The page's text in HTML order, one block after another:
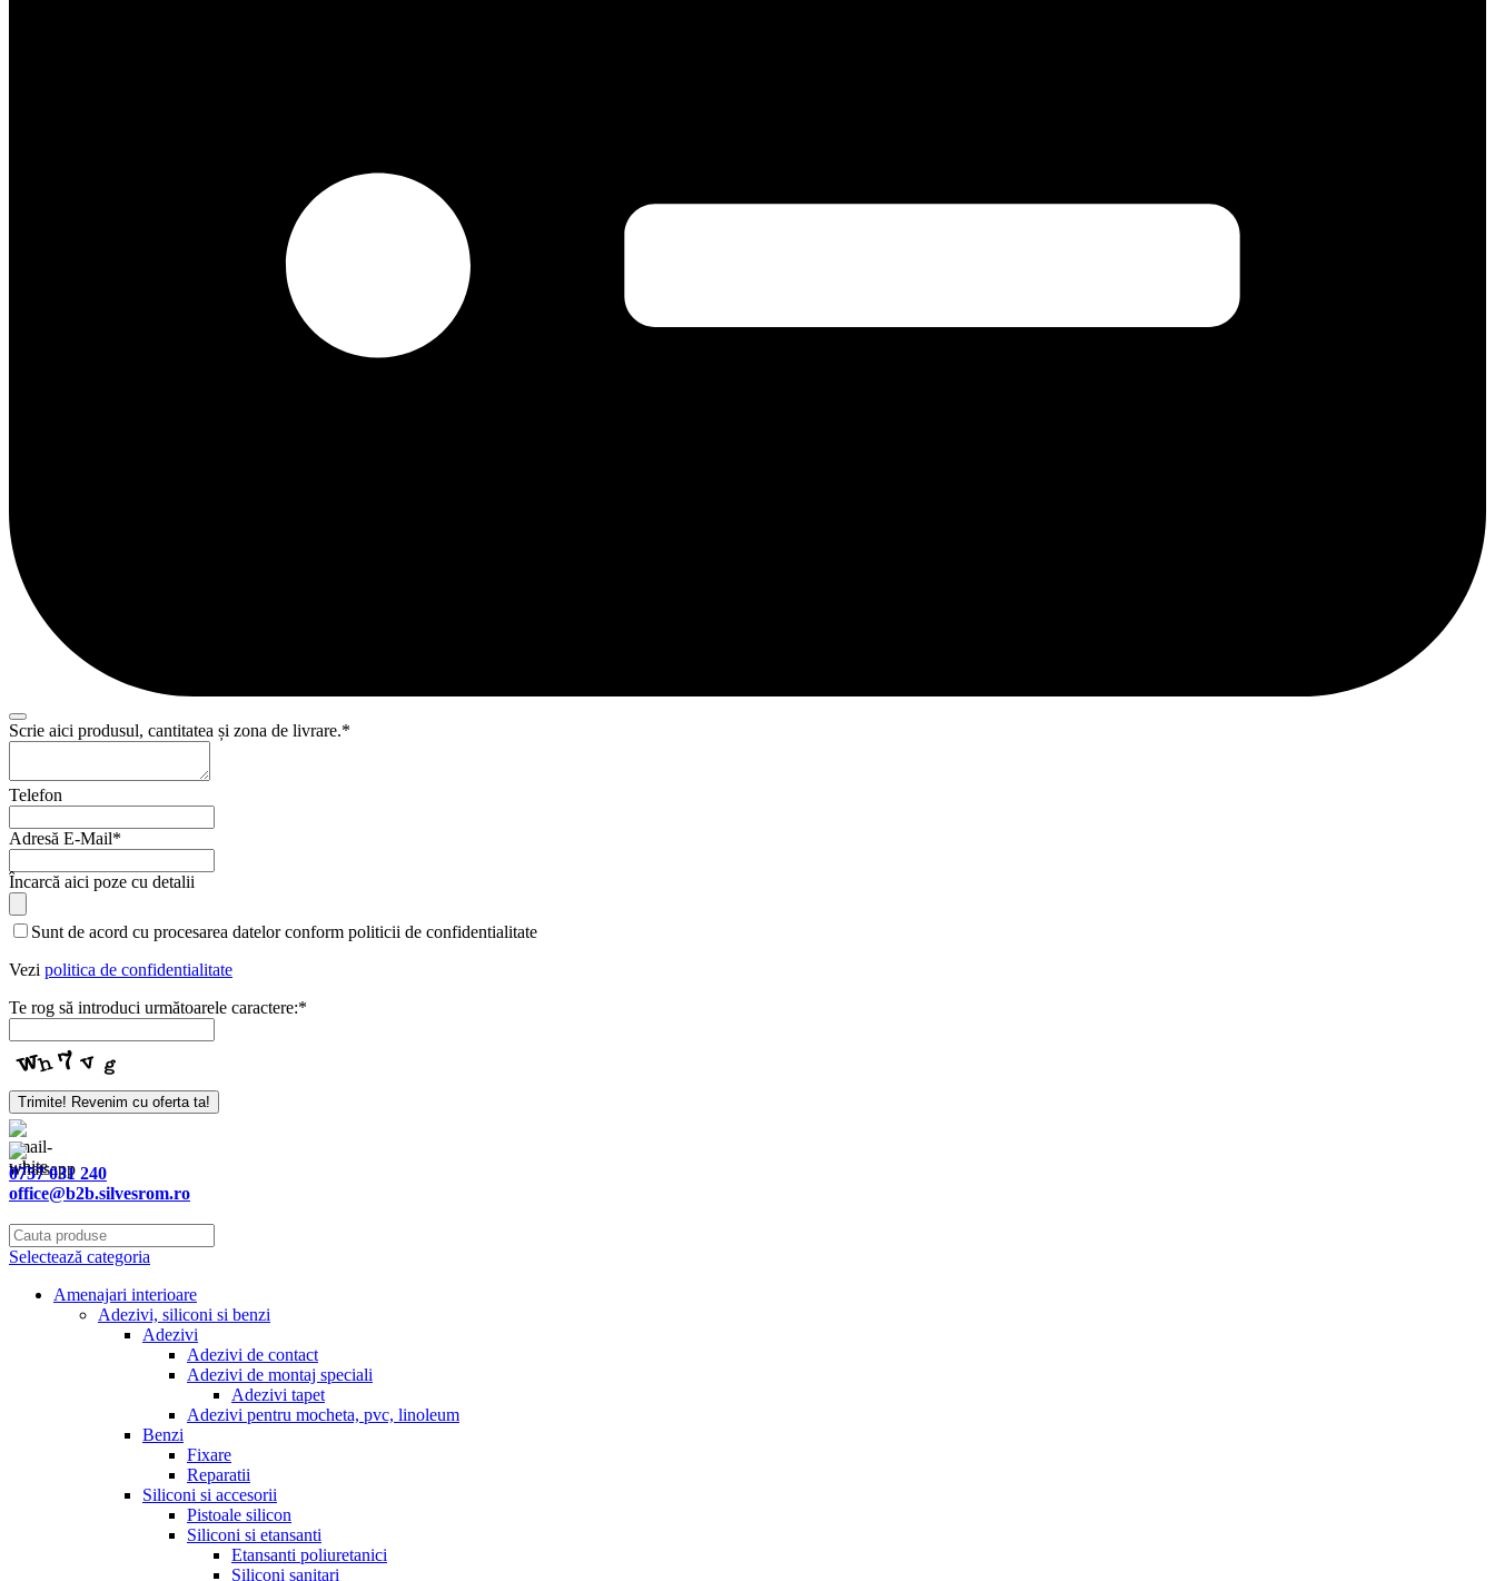
Your
Scrie aici produsul, cantitatea și zona de livrare.*
Telefon
Adresă E-Mail*
Încarcă aici poze cu detalii
Sunt de acord cu procesarea datelor conform politicii de confidentialitate
Vezi politica de confidentialitate
Te rog să introduci următoarele caractere:*
Trimite! Revenim cu oferta ta!
0757 031 240
office@b2b.silvesrom.ro
Selectează categoria
Amenajari interioare
Adezivi, siliconi si benzi
Adezivi
Adezivi de contact
Adezivi de montaj speciali
Adezivi tapet
Adezivi pentru mocheta, pvc, linoleum
Benzi
Fixare
Reparatii
Siliconi si accesorii
Pistoale silicon
Siliconi si etansanti
Etansanti poliuretanici
Siliconi sanitari